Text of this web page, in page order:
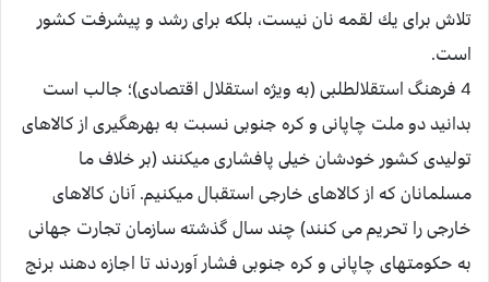
تلاش براى يك لقمه نان نيست، بلكه براى رشد و پيشرفت كشور
است.
4 فرهنگ استقلال‏طلبى (به ويژه استقلال اقتصادى)؛ جالب است
بدانيد دو ملت چاپانى و كره جنوبى نسبت به بهره‏گيرى از كالاهاى
توليدى كشور خودشان خيلى پافشارى ميكنند (بر خلاف ما
مسلمانان كه از كالاهاى خارجى استقبال ميكنيم. آنان كالاهاى
خارجى را تحريم مى كنند) چند سال گذشته سازمان تجارت جهانى
به حكومت‏هاى چاپانى و كره جنوبى فشار آوردند تا اجازه دهند برنج